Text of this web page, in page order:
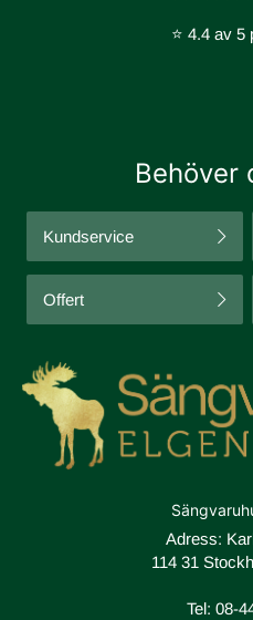
⭐ 4.4 av 5
Behöver
Kundservice
Offert
Adress:
114 31
Tel: 08-